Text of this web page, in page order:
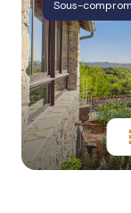
équipe
Nos
biens
en
vente
Nos
Sous-